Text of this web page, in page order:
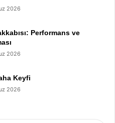
2026
Performans ve
2026
Keyfi
2026